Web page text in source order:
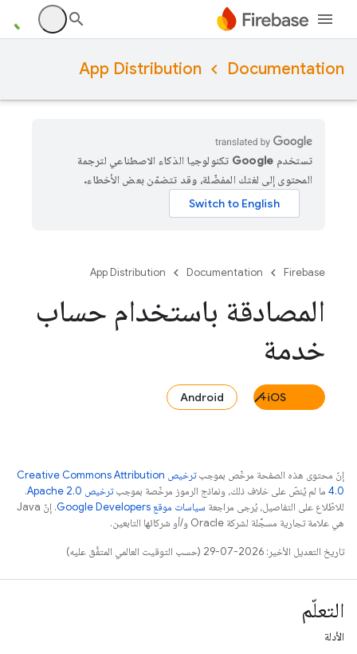
Documentation
App Distribution
تستخدم Google تكنولوجيا الذكاء الاصطناعي لترجمة
المحتوى إلى لغتك المفضّلة، وقد تتضمّن بعض الأخطاء.
Firebase
Documentation
App Distribution
المصادقة باستخدام حساب
خدمة
iOS+
Android
إنّ محتوى هذه الصفحة مرخّص بموجب
ترخيص Creative Commons Attribution
4.0‏ ما لم يُنصّ على خلاف ذلك، ونماذج الرموز مرخّصة بموجبترخيص Apache 2.0‏
.
للاطّلاع على التفاصيل، يُرجى مراجعة سياسات موقع Google Developers‏
. إنّ Java
هي علامة تجارية مسجَّلة لشركة Oracle و/أو شركائها التابعين.
تاريخ التعديل الأخير: 2026-07-29 (حسب التوقيت العالمي المتفَّق عليه)
التعلّم
الأدلة